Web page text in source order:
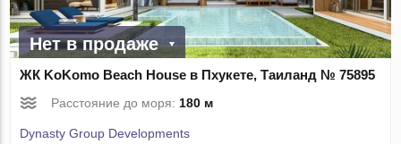
Нет в продаже
ЖК KoKomo Beach House в Пхукете, Таиланд № 75895
Расстояние до моря:180 м
Dynasty Group Developments